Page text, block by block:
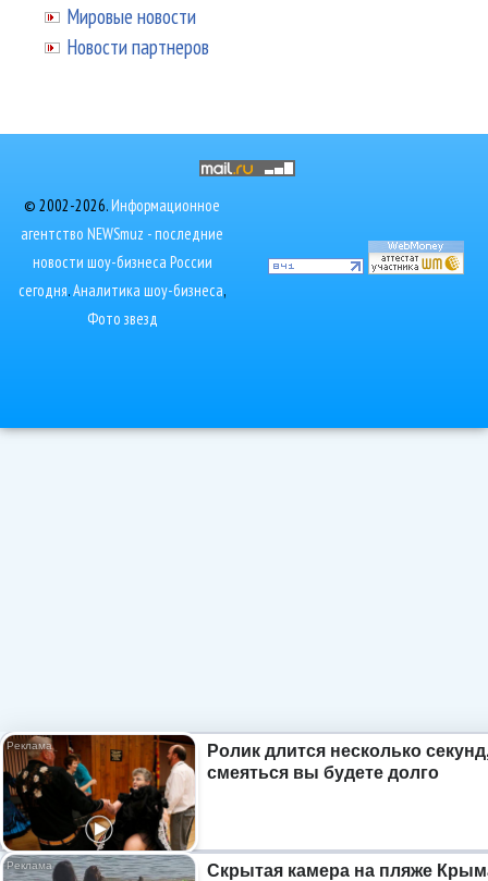
Мировые новости
Новости партнеров
© 2002-2026.Информационное
агентство NEWSmuz - последние
новости шоу-бизнеса России
сегодня.Аналитика шоу-бизнеса,
Фото звезд
Ролик длится несколько
смеяться вы будете долго
Скрытая камера на пляже